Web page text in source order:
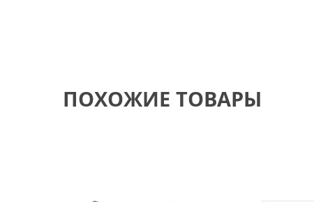
ПОХОЖИЕ ТОВАРЫ